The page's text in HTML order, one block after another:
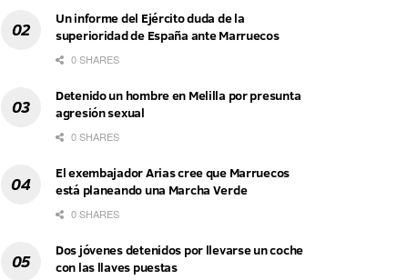
Un informe del Ejército duda de la
superioridad de España ante Marruecos
0 SHARES
Detenido un hombre en Melilla por presunta
agresión sexual
0 SHARES
El exembajador Arias cree que Marruecos
está planeando una Marcha Verde
0 SHARES
Dos jóvenes detenidos por llevarse un coche
con las llaves puestas